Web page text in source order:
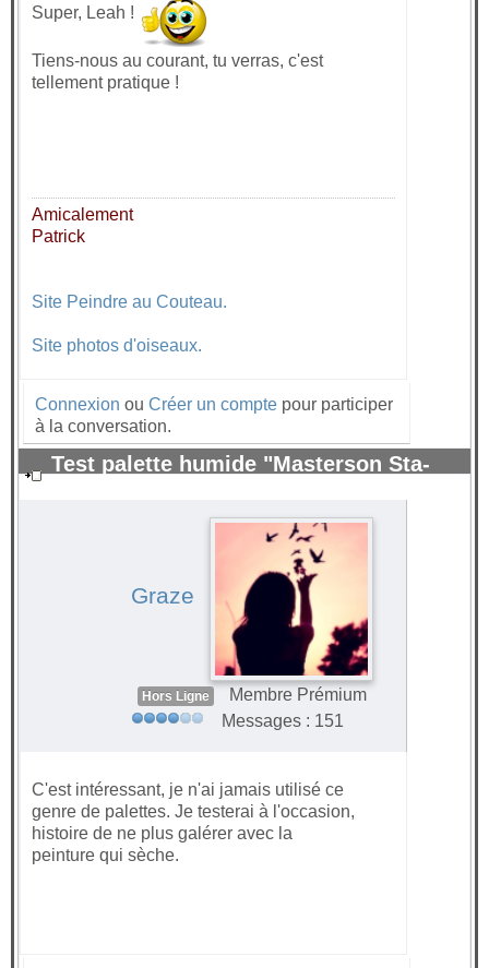
Super, Leah !
Tiens-nous au courant, tu verras, c'est
tellement pratique !
Amicalement
Patrick
Site Peindre au Couteau.
Site photos d'oiseaux.
Connexion ou Créer un compte pour participer
à la conversation.
Test palette humide "Masterson Sta-
Graze
Hors Ligne
Membre Prémium
Messages : 151
C'est intéressant, je n'ai jamais utilisé ce
genre de palettes. Je testerai à l'occasion,
histoire de ne plus galérer avec la
peinture qui sèche.